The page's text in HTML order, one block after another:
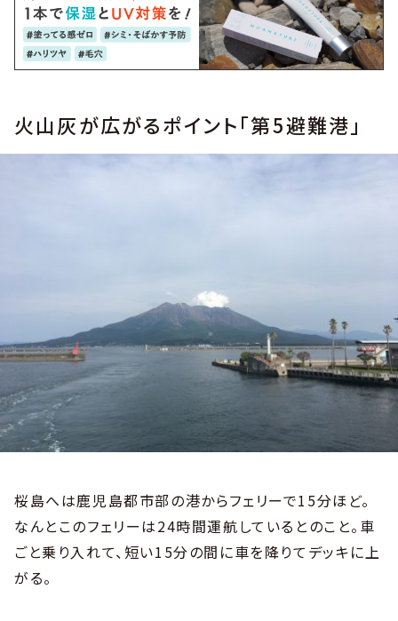
火山灰が広がるポイント「第5避難港」
桜島へは鹿児島都市部の港からフェリーで15分ほど。
なんとこのフェリーは24時間運航しているとのこと。車
ごと乗り入れて、短い15分の間に車を降りてデッキに上
がる。